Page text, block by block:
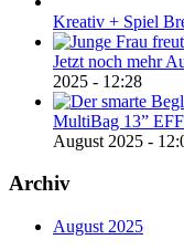
Kreativ + Spiel
Jetzt noch mehr
2025 - 12:28
MultiBag 13”
August 2025 -
Archiv
August 2025